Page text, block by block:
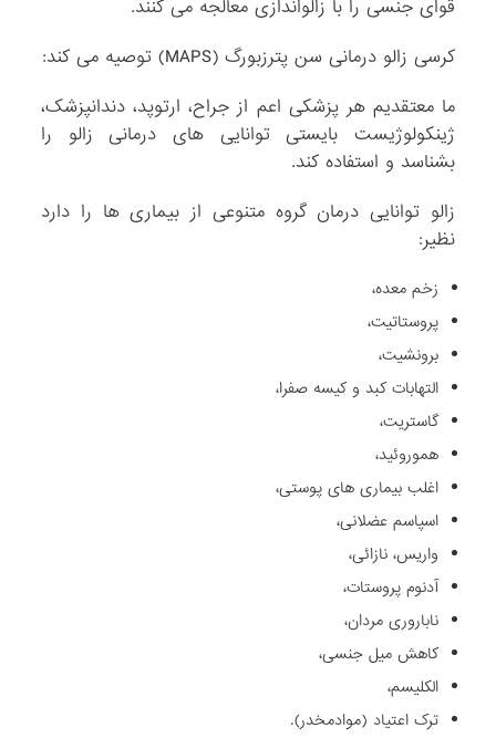
قوای جنسی را با زالواندازی معالجه می کنند.
کرسی زالو درمانی سن پترزبورگ (MAPS) توصیه می کند:
ما معتقدیم هر پزشکی اعم از جراح، ارتوپد، دندانپزشک،
ژینکولوژیست بایستی توانایی های درمانی زالو را
بشناسد و استفاده کند.
زالو توانایی درمان گروه متنوعی از بیماری ها را دارد
نظیر:
زخم معده،
پروستاتیت،
برونشیت،
التهابات کبد و کیسه صفرا،
گاستریت،
هموروئید،
اغلب بیماری های پوستی،
اسپاسم عضلانی،
واریس، نازائی،
آدنوم پروستات،
ناباروری مردان،
کاهش میل جنسی،
الکلیسم،
ترک اعتیاد (موادمخدر).